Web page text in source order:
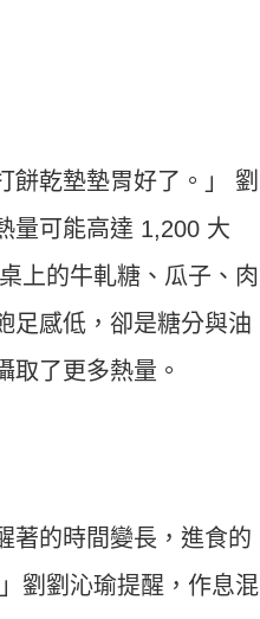
餅乾墊墊胃好了。」 劉
量可能高達 1,200 大
上的牛軋糖、瓜子、肉
足感低，卻是糖分與油
取了更多熱量。
著的時間變長，進食的
劉劉沁瑜提醒，作息混
據揭密！數據應用促進國人健